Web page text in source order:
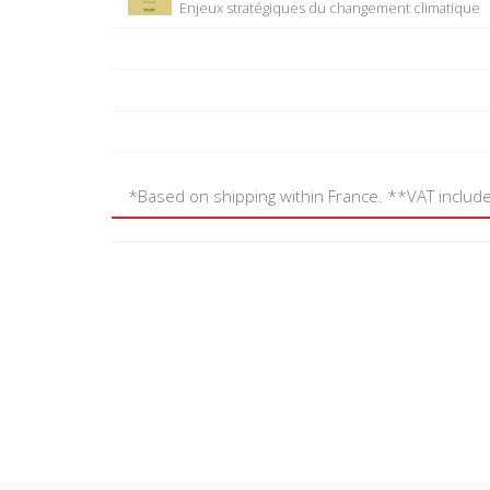
Enjeux stratégiques du changement climatique
*Based on shipping within France. **VAT